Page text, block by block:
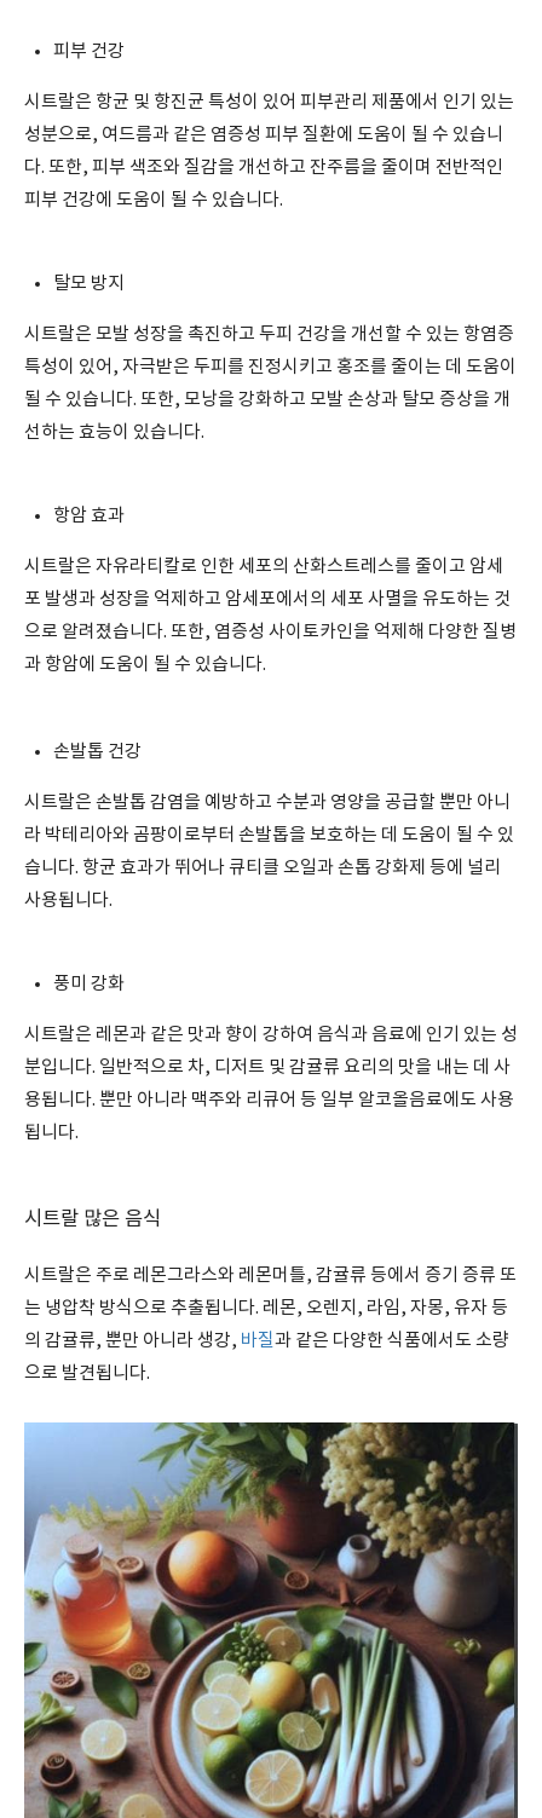
피부 건강
시트랄은 항균 및 항진균 특성이 있어 피부관리 제품에서 인기 있는
성분으로, 여드름과 같은 염증성 피부 질환에 도움이 될 수 있습니
다. 또한, 피부 색조와 질감을 개선하고 잔주름을 줄이며 전반적인
피부 건강에 도움이 될 수 있습니다.
탈모 방지
시트랄은 모발 성장을 촉진하고 두피 건강을 개선할 수 있는 항염증
특성이 있어, 자극받은 두피를 진정시키고 홍조를 줄이는 데 도움이
될 수 있습니다. 또한, 모낭을 강화하고 모발 손상과 탈모 증상을 개
선하는 효능이 있습니다.
항암 효과
시트랄은 자유라티칼로 인한 세포의 산화스트레스를 줄이고 암세
포 발생과 성장을 억제하고 암세포에서의 세포 사멸을 유도하는 것
으로 알려졌습니다. 또한, 염증성 사이토카인을 억제해 다양한 질병
과 항암에 도움이 될 수 있습니다.
손발톱 건강
시트랄은 손발톱 감염을 예방하고 수분과 영양을 공급할 뿐만 아니
라 박테리아와 곰팡이로부터 손발톱을 보호하는 데 도움이 될 수 있
습니다. 항균 효과가 뛰어나 큐티클 오일과 손톱 강화제 등에 널리
사용됩니다.
풍미 강화
시트랄은 레몬과 같은 맛과 향이 강하여 음식과 음료에 인기 있는 성
분입니다. 일반적으로 차, 디저트 및 감귤류 요리의 맛을 내는 데 사
용됩니다. 뿐만 아니라 맥주와 리큐어 등 일부 알코올음료에도 사용
됩니다.
시트랄 많은 음식
시트랄은 주로 레몬그라스와 레몬머틀, 감귤류 등에서 증기 증류 또
는 냉압착 방식으로 추출됩니다. 레몬, 오렌지, 라임, 자몽, 유자 등
의 감귤류, 뿐만 아니라 생강, 바질과 같은 다양한 식품에서도 소량
으로 발견됩니다.